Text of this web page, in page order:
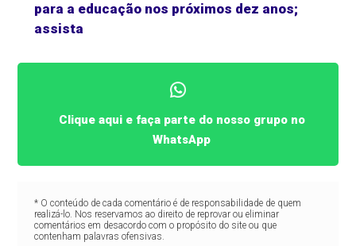
para a educação nos próximos dez anos;
assista
Clique aqui e faça parte do nosso grupo no
WhatsApp
* O conteúdo de cada comentário é de responsabilidade de quem
realizá-lo. Nos reservamos ao direito de reprovar ou eliminar
comentários em desacordo com o propósito do site ou que
contenham palavras ofensivas.